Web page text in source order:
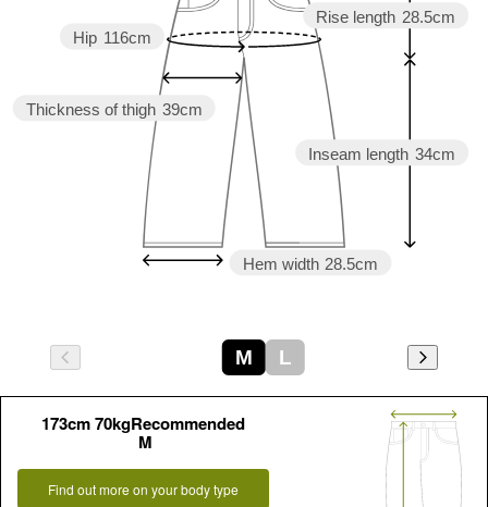
Inseam length 34cm
Rise length 28.5cm
Hem width 28.5cm
Thickness of thigh 39cm
Hip 116cm
M L
173cm 70kgRecommended
M
Find out more on your body type